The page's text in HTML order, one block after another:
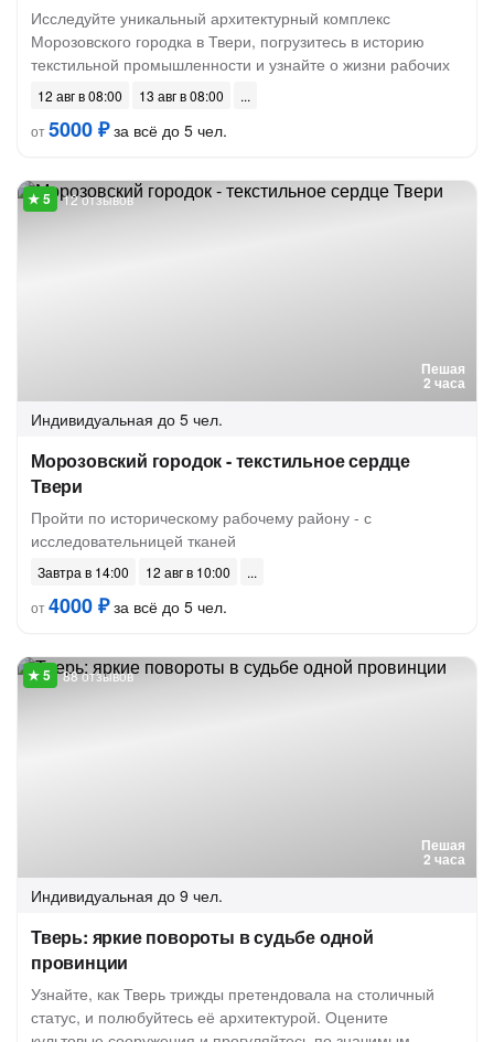
Исследуйте уникальный архитектурный комплекс
Морозовского городка в Твери, погрузитесь в историю
текстильной промышленности и узнайте о жизни рабочих
12 авг в 08:00
13 авг в 08:00
от5000 ₽за всё до 5 чел.
Пешая
2 часа
12 отзывов
Индивидуальная до 5 чел.
Морозовский городок - текстильное сердце
Твери
Пройти по историческому рабочему району - с
исследовательницей тканей
Завтра в 14:00
12 авг в 10:00
от4000 ₽за всё до 5 чел.
Пешая
2 часа
88 отзывов
Индивидуальная до 9 чел.
Тверь: яркие повороты в судьбе одной
провинции
Узнайте, как Тверь трижды претендовала на столичный
статус, и полюбуйтесь её архитектурой. Оцените